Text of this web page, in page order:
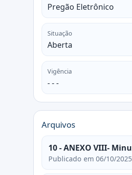
Pregão Eletrônico
Situação
Aberta
Vigência
- - -
Arquivos
10 - ANEXO VIII-
Publicado em 06/10/2025